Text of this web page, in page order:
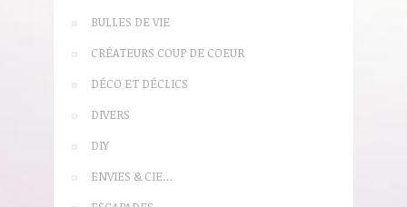
BULLES DE VIE
CRÉATEURS COUP DE COEUR
DÉCO ET DÉCLICS
DIVERS
DIY
ENVIES & CIE…